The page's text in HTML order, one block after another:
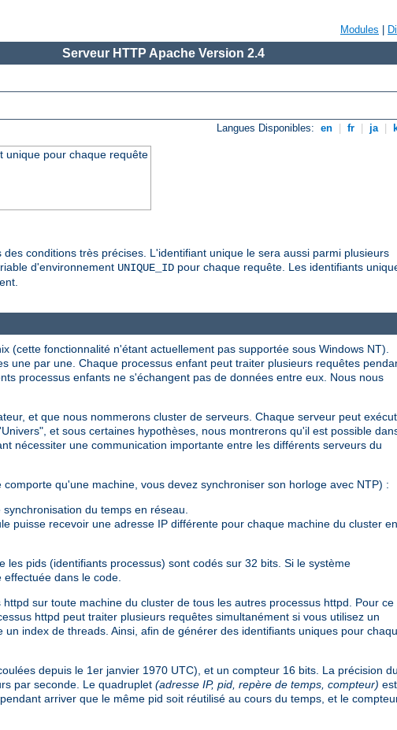
Modules
Serveur HTTP Apache Version 2.4
Langues Disponibles: en fr ja
unique pour chaque requête
conditions très précises. L'identifiant unique le sera aussi parmi plusieurs
d'environnement UNIQUE_ID pour chaque requête. Les identifiants
fonctionnalité n'étant actuellement pas supportée sous Windows NT).
une par une. Chaque processus enfant peut traiter plusieurs requêtes
processus enfants ne s'échangent pas de données entre eux. Nous nous
et que nous nommerons cluster de serveurs. Chaque serveur peut
et sous certaines hypothèses, nous montrerons qu'il est possible
nécessiter une communication importante entre les différents serveurs du
qu'une machine, vous devez synchroniser son horloge avec NTP) :
du temps en réseau.
puisse recevoir une adresse IP différente pour chaque machine du cluster en
pids (identifiants processus) sont codés sur 32 bits. Si le système
dans le code.
sur toute machine du cluster de tous les autres processus httpd. Pour ce
httpd peut traiter plusieurs requêtes simultanément si vous utilisez un
index de threads. Ainsi, afin de générer des identifiants uniques pour
depuis le 1er janvier 1970 UTC), et un compteur 16 bits. La précision du
par seconde. Le quadruplet (adresse IP, pid, repère de temps, compteur) est
arriver que le même pid soit réutilisé au cours du temps, et le